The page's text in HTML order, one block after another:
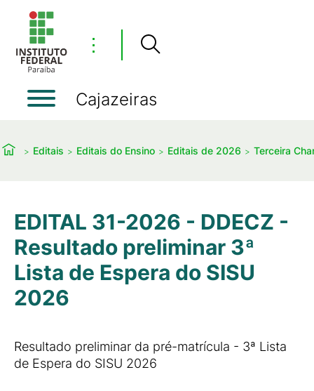
⋮
Cajazeiras
Editais Editais do Ensino Editais de 2026 Terceira
EDITAL 31-2026 - DDECZ -
Resultado preliminar 3ª
Lista de Espera do SISU
2026
Resultado preliminar da pré-matrícula - 3ª Lista
de Espera do SISU 2026